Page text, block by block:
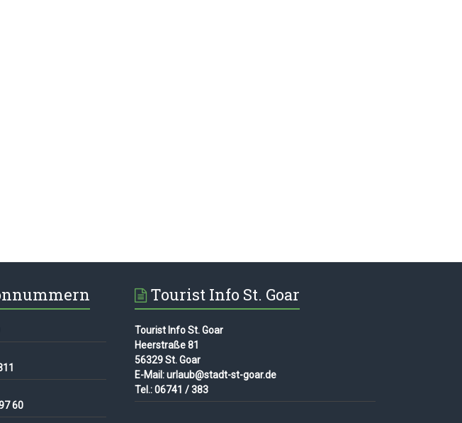
60
Tourist Info St. Goar
Tourist Info St. Goar
Heerstraße 81
56329 St. Goar
E-Mail: urlaub@stadt-st-goar.de
Tel.: 06741 / 383